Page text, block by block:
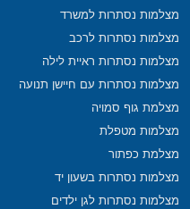
מצלמות נסתרות למשרד
מצלמות נסתרות לרכב
מצלמות נסתרות ראיית לילה
מצלמות נסתרות עם חיישן תנועה
מצלמת גוף סמויה
מצלמות מטפלת
מצלמת כפתור
מצלמות נסתרות בשעון יד
מצלמות נסתרות לגן ילדים